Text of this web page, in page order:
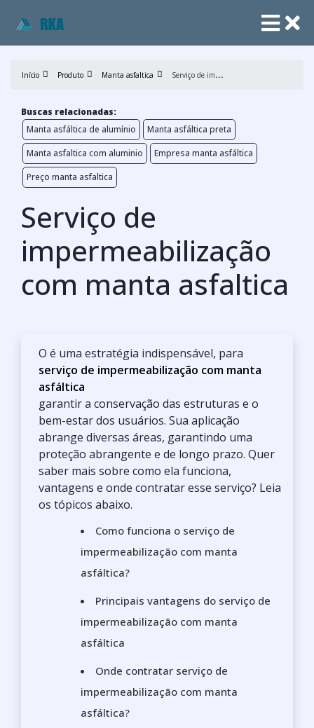
Início Produto Manta asfaltica S
erviço de impermeabilização com manta asfaltica
Buscas relacionadas:
Manta asfáltica de alumínio
Manta asfáltica preta
Manta asfaltica com aluminio
Empresa manta asfáltica
Preço manta asfaltica
Serviço de
impermeabilização
com manta asfaltica
O
serviço de impermeabilização com manta
asfáltica
é uma estratégia indispensável, para
garantir a conservação das estruturas e o
bem-estar dos usuários. Sua aplicação
abrange diversas áreas, garantindo uma
proteção abrangente e de longo prazo. Quer
saber mais sobre como ela funciona,
vantagens e onde contratar esse serviço? Leia
os tópicos abaixo.
Como funciona o serviço de
impermeabilização com manta
asfáltica?
Principais vantagens do serviço de
impermeabilização com manta
asfáltica
Onde contratar serviço de
impermeabilização com manta
asfáltica?